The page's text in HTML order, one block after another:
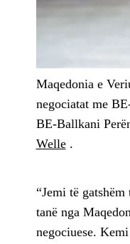
Maqedonia e
negociatat me
BE-Ballkani
Welle.
“Jemi të
tanë nga
negociuese.